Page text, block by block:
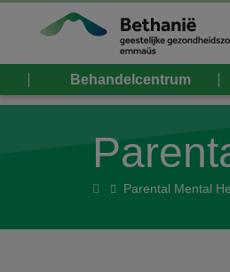
Behandelcentrum
HomeParental Mental